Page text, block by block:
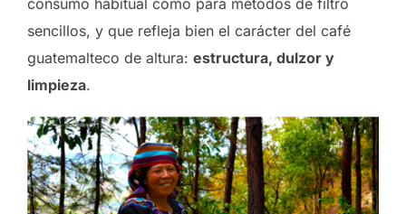
sencillos, y que refleja bien el carácter del café
guatemalteco de altura: estructura, dulzor y
limpieza.